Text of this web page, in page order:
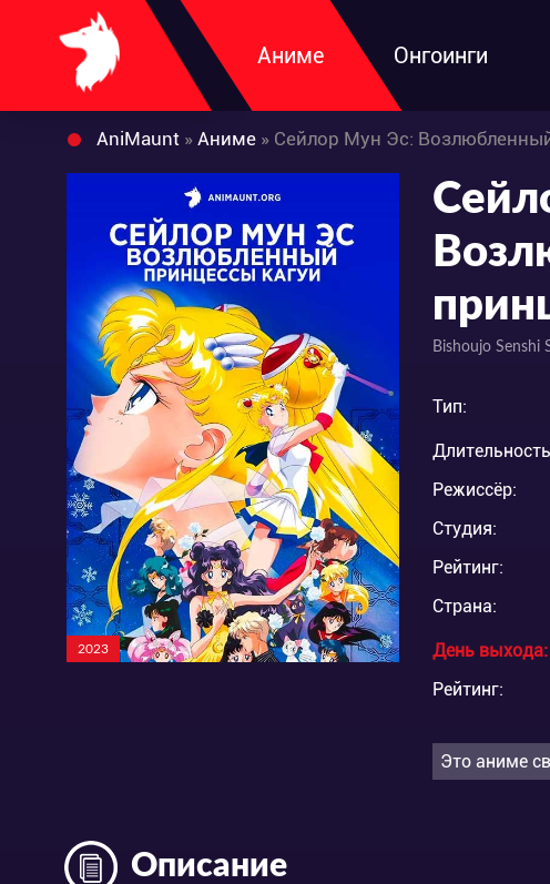
Аниме Онгоинги
AniMaunt » Аниме » Сейлор Мун Эс:
2023
Bishoujo Senshi
Тип:
Режиссёр:
Студия:
Рейтинг:
Страна:
День выхода:
Рейтинг:
Это аниме
Описание